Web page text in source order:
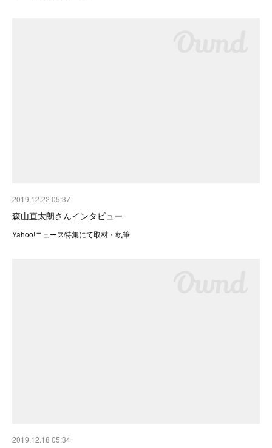
2019.12.22 05:37
森山直太朗さんインタビュー
Yahoo!ニュース特集にて取材・執筆
2019.12.18 05:34